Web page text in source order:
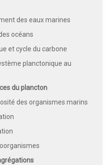
des eaux marines
océans
et cycle du carbone
planctonique au
du plancton
des organismes marins